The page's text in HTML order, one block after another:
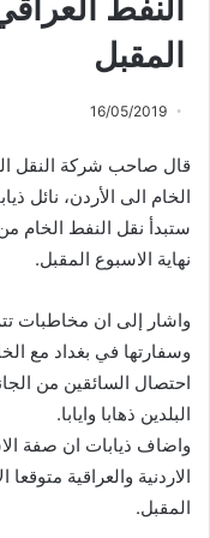
النفط
المقبل
16/05/2019
قال صاحب شركة النقل
الخام الى الأردن، نائل
ستبدأ نقل النفط الخام
نهاية الاسبوع المقبل.
واشار إلى ان مخاطبات
وسفارتها في بغداد مع
احتصال السائقين من
البلدين ذهابا وايابا.
واضاف ذيابات ان صفة
الاردنية والعراقية
المقبل.